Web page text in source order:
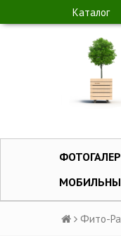
Каталог
Фито-